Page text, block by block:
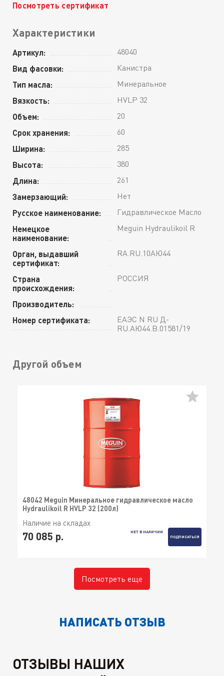
Посмотреть сертификат
Характеристики
Артикул: 48040
Вид фасовки: Канистра
Тип масла: Минеральное
Вязкость: HVLP 32
Объем: 20
Срок хранения: 60
Ширина: 285
Высота: 380
Длина: 261
Замерзающий: Нет
Русское наименование: Гидравлическое Масло
Немецкое
наименование:
Meguin Hydraulikoil R
Орган, выдавший
сертификат:
RA.RU.10АЮ44
Страна
происхождения:
РОССИЯ
Производитель:
Номер сертификата:
ЕАЭС N RU Д-
RU.АЮ44.В.01581/19
Другой объем
48042 Meguin Минеральное гидравлическое масло
Hydraulikoil R HVLP 32 (200л)
Наличие на складах
70 085 р.
НЕТ В НАЛИЧИИ
ПОДПИСАТЬСЯ
Посмотреть еще
НАПИСАТЬ ОТЗЫВ
ОТЗЫВЫ НАШИХ